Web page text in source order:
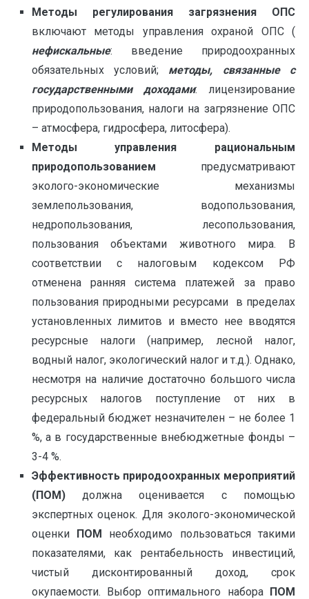
Методы регулирования загрязнения ОПС
включают методы управления охраной ОПС (
нефискальные: введение природоохранных
обязательных условий; методы, связанные с
государственными доходами: лицензирование
природопользования, налоги на загрязнение ОПС
– атмосфера, гидросфера, литосфера).
Методы управления рациональным
природопользованием предусматривают
эколого-экономические механизмы
землепользования, водопользования,
недропользования, лесопользования,
пользования объектами животного мира. В
соответствии с налоговым кодексом РФ
отменена ранняя система платежей за право
пользования природными ресурсами в пределах
установленных лимитов и вместо нее вводятся
ресурсные налоги (например, лесной налог,
водный налог, экологический налог и т.д.). Однако,
несмотря на наличие достаточно большого числа
ресурсных налогов поступление от них в
федеральный бюджет незначителен – не более 1
%, а в государственные внебюджетные фонды –
3-4 %.
Эффективность природоохранных мероприятий
(ПОМ) должна оценивается с помощью
экспертных оценок. Для эколого-экономической
оценки ПОМ необходимо пользоваться такими
показателями, как рентабельность инвестиций,
чистый дисконтированный доход, срок
окупаемости. Выбор оптимального набора ПОМ